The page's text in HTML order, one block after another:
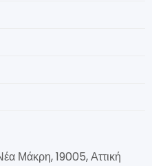
Μάκρη, 19005, Αττική